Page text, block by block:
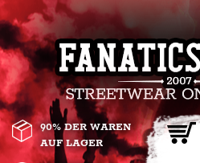
90% DER WAREN
AUF LAGER